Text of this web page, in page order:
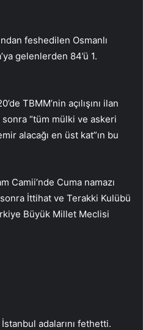
feshedilen Osmanlı
gelenlerden 84’ü 1.
TBMM’nin açılışını ilan
“tüm mülki ve askeri
alacağı en üst kat”ın bu
Camii’nde Cuma namazı
İttihat ve Terakki Kulübü
Büyük Millet Meclisi
adalarını fethetti.